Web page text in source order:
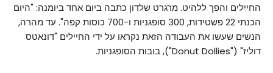
החיילים והפך ללהיט. מרגרט שלדון כתבה ביום אחד ביומנה: "היום
הכנתי 22 פשטידות, 300 סופגניות ו-700 כוסות קפה". עד מהרה,
הנשים שעשו את העבודה הזאת נקראו על ידי החיילים "דונאטס
דוליז" ("Donut Dollies"), בובות הסופגניות.